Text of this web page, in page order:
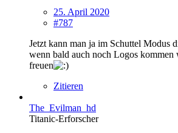
25. April 2020
#787
Jetzt kann man ja im Schuttel Modus
wenn bald auch noch Logos
freuen
Zitieren
The_Evilman_hd
Titanic-Erforscher